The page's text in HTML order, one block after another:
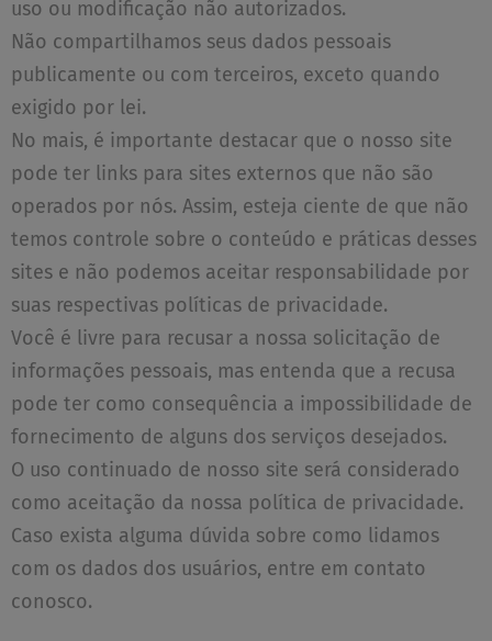
uso ou modificação não autorizados.
Não compartilhamos seus dados pessoais
publicamente ou com terceiros, exceto quando
exigido por lei.
No mais, é importante destacar que o nosso site
pode ter links para sites externos que não são
operados por nós. Assim, esteja ciente de que não
temos controle sobre o conteúdo e práticas desses
sites e não podemos aceitar responsabilidade por
suas respectivas políticas de privacidade.
Você é livre para recusar a nossa solicitação de
informações pessoais, mas entenda que a recusa
pode ter como consequência a impossibilidade de
fornecimento de alguns dos serviços desejados.
O uso continuado de nosso site será considerado
como aceitação da nossa política de privacidade.
Caso exista alguma dúvida sobre como lidamos
com os dados dos usuários, entre em contato
conosco.